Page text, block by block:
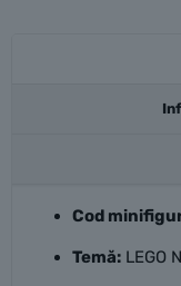
Cod
Temă:LEGO